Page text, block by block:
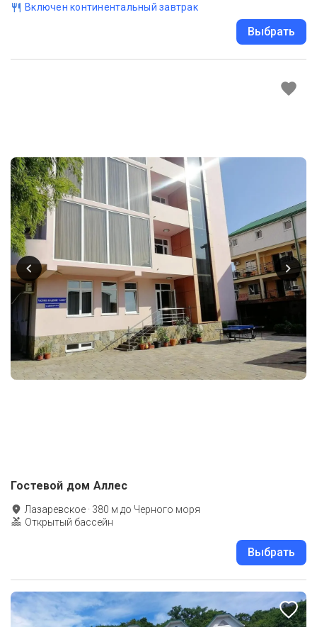
Включен континентальный завтрак
Выбрать
Гостевой дом Аллес
Лазаревское · 380 м до Черного моря
Открытый бассейн
Выбрать